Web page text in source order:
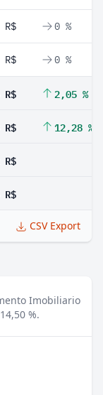
0 %
0 %
2,05 %
12,28 %
CSV Export
Imobiliario
%.